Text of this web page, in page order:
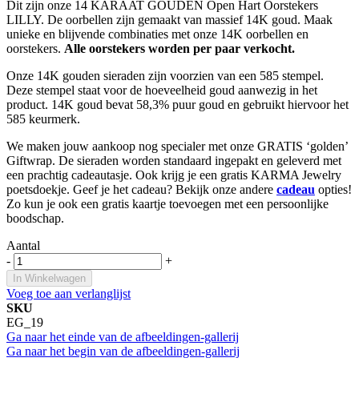
Dit zijn onze 14 KARAAT GOUDEN Open Hart Oorstekers
LILLY. De oorbellen zijn gemaakt van massief 14K goud. Maak
unieke en blijvende combinaties met onze 14K oorbellen en
oorstekers. Alle oorstekers worden per paar verkocht.
Onze 14K gouden sieraden zijn voorzien van een 585 stempel.
Deze stempel staat voor de hoeveelheid goud aanwezig in het
product. 14K goud bevat 58,3% puur goud en gebruikt hiervoor het
585 keurmerk.
We maken jouw aankoop nog specialer met onze GRATIS ‘golden’
Giftwrap. De sieraden worden standaard ingepakt en geleverd met
een prachtig cadeautasje. Ook krijg je een gratis KARMA Jewelry
poetsdoekje. Geef je het cadeau? Bekijk onze andere cadeau opties!
Zo kun je ook een gratis kaartje toevoegen met een persoonlijke
boodschap.
Aantal
-
+
In Winkelwagen
Voeg toe aan verlanglijst
SKU
EG_19
Ga naar het einde van de afbeeldingen-gallerij
Ga naar het begin van de afbeeldingen-gallerij